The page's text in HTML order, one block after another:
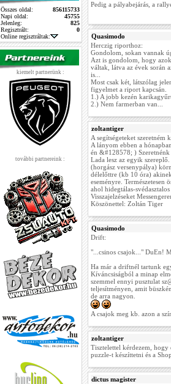
Összes oldal:
856115733
Napi oldal:
45755
Jelenleg:
825
Regisztrált:
0
Online regisztráltak:
kiemelt partnerünk :
további partnereink :
Pedig a pályabejárás, a
Quasimodo
Herczig riporthoz:
Gondolom, sokan vannak
Azt is gondolom, hogy
váltak, látva az évek során
is...
Most csak két, látszólag
figyelmet a riport kapcsán.
1.) A jobb kezén
2.) Nem farmerban van...
zoltantiger
A segítségeteket szeretném
A lányom ebben a
én &#128578; )
Lada lesz az egyik
(horgász versenypálya)
délelőttre (kb 10 óra)
eseményre.
ahol hidegtálas-
Visszajelzéseket
Köszönettel: Zoltán Tiger
Quasimodo
Drift:
"...csinos csajok..." DuEn!
Ha már a driftnél tartunk
Kíváncsiságból a minap
szemmel ennyi pusztulat
teljesítményen, amit
de arra nagyon.
A csajok meg kb. azon a
zoltantiger
Tisztelettel kérdezem,
puzzle-t készíttetni és a
dictus magister